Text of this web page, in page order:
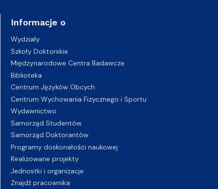
Informacje o
Wydziały
Szkoły Doktorskie
Międzynarodowe Centra Badawcze
Biblioteka
Centrum Języków Obcych
Centrum Wychowania Fizycznego i Sportu
Wydawnictwo
Samorząd Studentów
Samorząd Doktorantów
Programy doskonałości naukowej
Realizowane projekty
Jednostki i organizacje
Znajdź pracownika